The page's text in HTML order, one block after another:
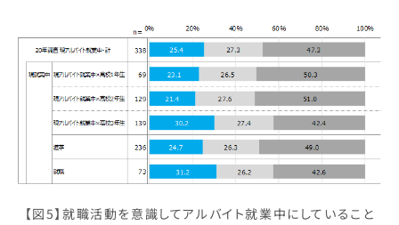
【図5】就職活動を意識してアルバイト就業中にしていること